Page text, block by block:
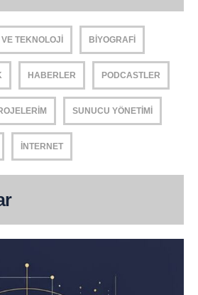
TEKNOLOJI BIYOGRAFI
HABERLER PODCASTLER
SUNUCU YÖNETIMI
İNTERNET